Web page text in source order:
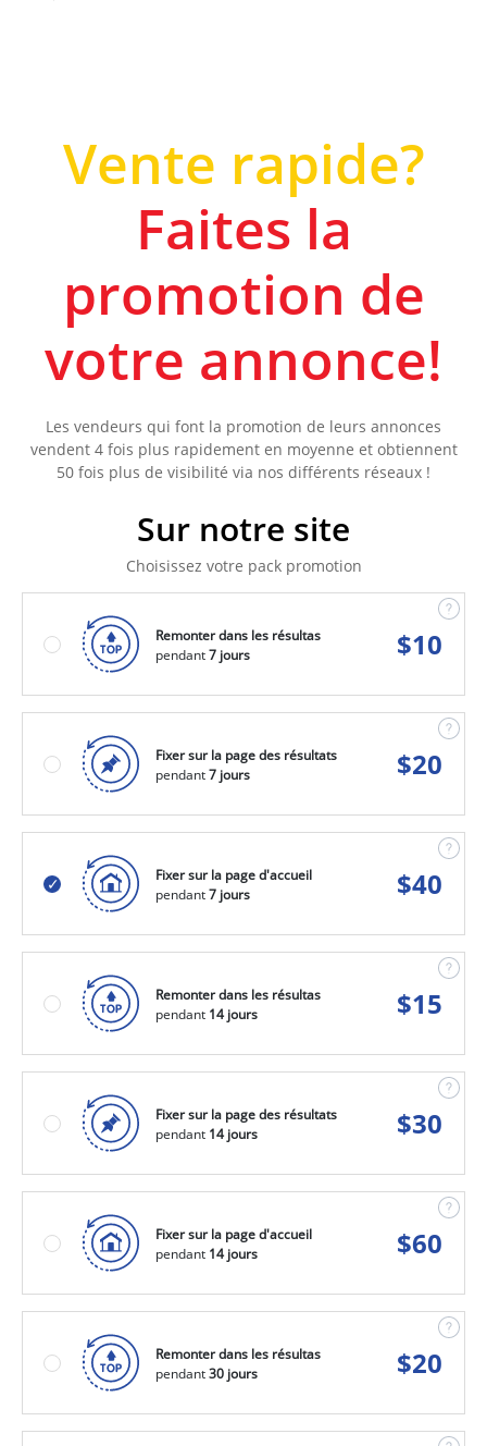
Vente rapide?
Faites la
promotion de
votre annonce!
Les vendeurs qui font la promotion de leurs annonces
vendent 4 fois plus rapidement en moyenne et obtiennent
50 fois plus de visibilité via nos différents réseaux !
Sur notre site
Choisissez votre pack promotion
Remonter dans les résultas
pendant7 jours $10
Fixer sur la page des résultats
pendant7 jours $20
Fixer sur la page d'accueil
pendant7 jours $40
Remonter dans les résultas
pendant 14 jours $15
Fixer sur la page des résultats
pendant 14 jours $30
Fixer sur la page d'accueil
pendant 14 jours $60
Remonter dans les résultas
pendant30 jours $20